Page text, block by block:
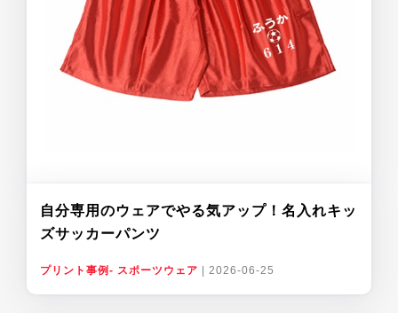
自分専用のウェアでやる気アップ！名入れキッ
ズサッカーパンツ
プリント事例- スポーツウェア 2026-06-25